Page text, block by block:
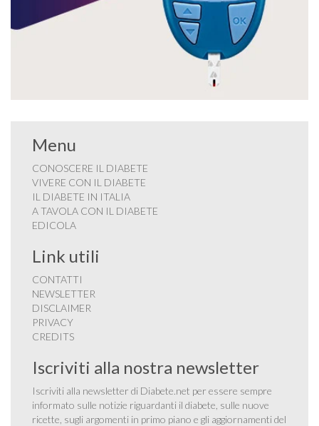
Menu
CONOSCERE IL DIABETE
VIVERE CON IL DIABETE
IL DIABETE IN ITALIA
A TAVOLA CON IL DIABETE
EDICOLA
Link utili
CONTATTI
NEWSLETTER
DISCLAIMER
PRIVACY
CREDITS
Iscriviti alla nostra newsletter
Iscriviti alla newsletter di Diabete.net per essere sempre
informato sulle notizie riguardanti il diabete, sulle nuove
ricette, sugli argomenti in primo piano e gli aggiornamenti del